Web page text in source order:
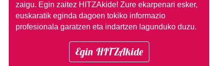
zaigu. Egin zaitez HITZAkide! Zure ekarpenari esker,
euskaratik eginda dagoen tokiko informazio
profesionala garatzen eta indartzen lagunduko duzu.
Egin HITZAkide